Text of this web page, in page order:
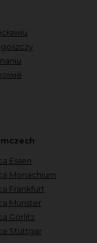
Essen
Monachium
Frankfurt
Munster
Görlitz
Stuttgar